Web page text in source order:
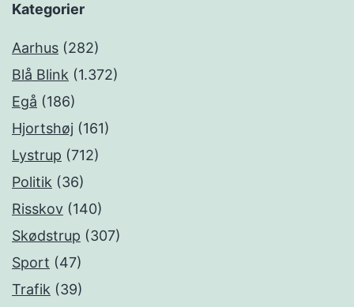
Kategorier
Aarhus (282)
Blå Blink (1.372)
Egå (186)
Hjortshøj (161)
Lystrup (712)
Politik (36)
Risskov (140)
Skødstrup (307)
Sport (47)
Trafik (39)